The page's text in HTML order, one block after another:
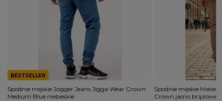
BESTSELLER
Spodnie męskie Jogger Jeans Jigga Wear Crown
Medium Blue niebieskie
Spodnie męskie
Crown jasno brązowe